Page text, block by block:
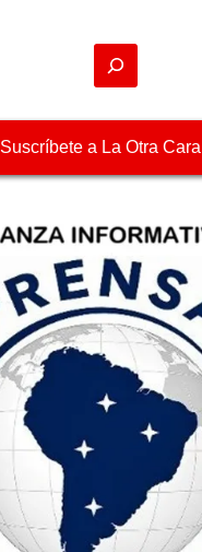
Suscríbete a La Otra Cara